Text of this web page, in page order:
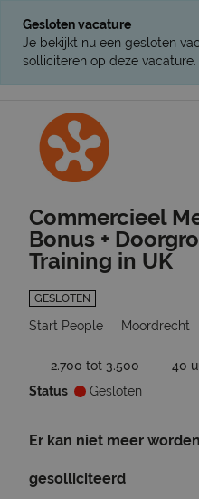
Gesloten vacature
Je bekijkt nu een gesloten
solliciteren op deze vacature.
Commercieel
Bonus +
Training in UK
GESLOTEN
Start People Moordrecht
2.700 tot 3.500
40
Status
Gesloten
Er kan niet meer worden
gesolliciteerd